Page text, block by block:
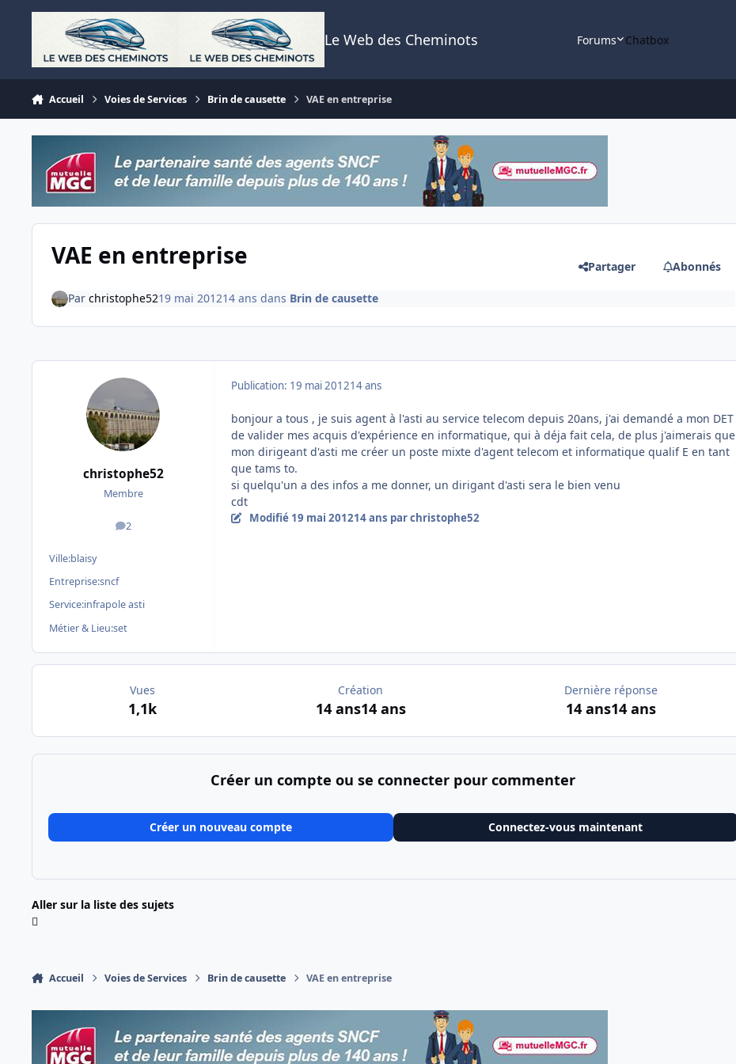
Aller au contenu
Le Web des Cheminots Forums Chatbox
Accueil Voies de Services Brin de causette VAE en entreprise
VAE en entreprise Partager Abonnés
Par christophe5219 mai 201214 ans dans Brin de causette
christophe52
Membre
2
messages
Ville:blaisy
Entreprise:sncf
Service:infrapole asti
Métier & Lieu:set
Publication: 19 mai 201214 ans
bonjour a tous , je suis agent à l'asti au service telecom depuis 20ans, j'ai demandé a mon DET
de valider mes acquis d'expérience en informatique, qui à déja fait cela, de plus j'aimerais que
mon dirigeant d'asti me créer un poste mixte d'agent telecom et informatique qualif E en tant
que tams to.
si quelqu'un a des infos a me donner, un dirigant d'asti sera le bien venu
cdt
Modifié 19 mai 201214 ans par christophe52
Vues
1,1k
Création
14 ans14 ans
Dernière réponse
14 ans14 ans
Créer un compte ou se connecter pour commenter
Créer un nouveau compte Connectez-vous maintenant
Aller sur la liste des sujets
Accueil Voies de Services Brin de causette VAE en entreprise